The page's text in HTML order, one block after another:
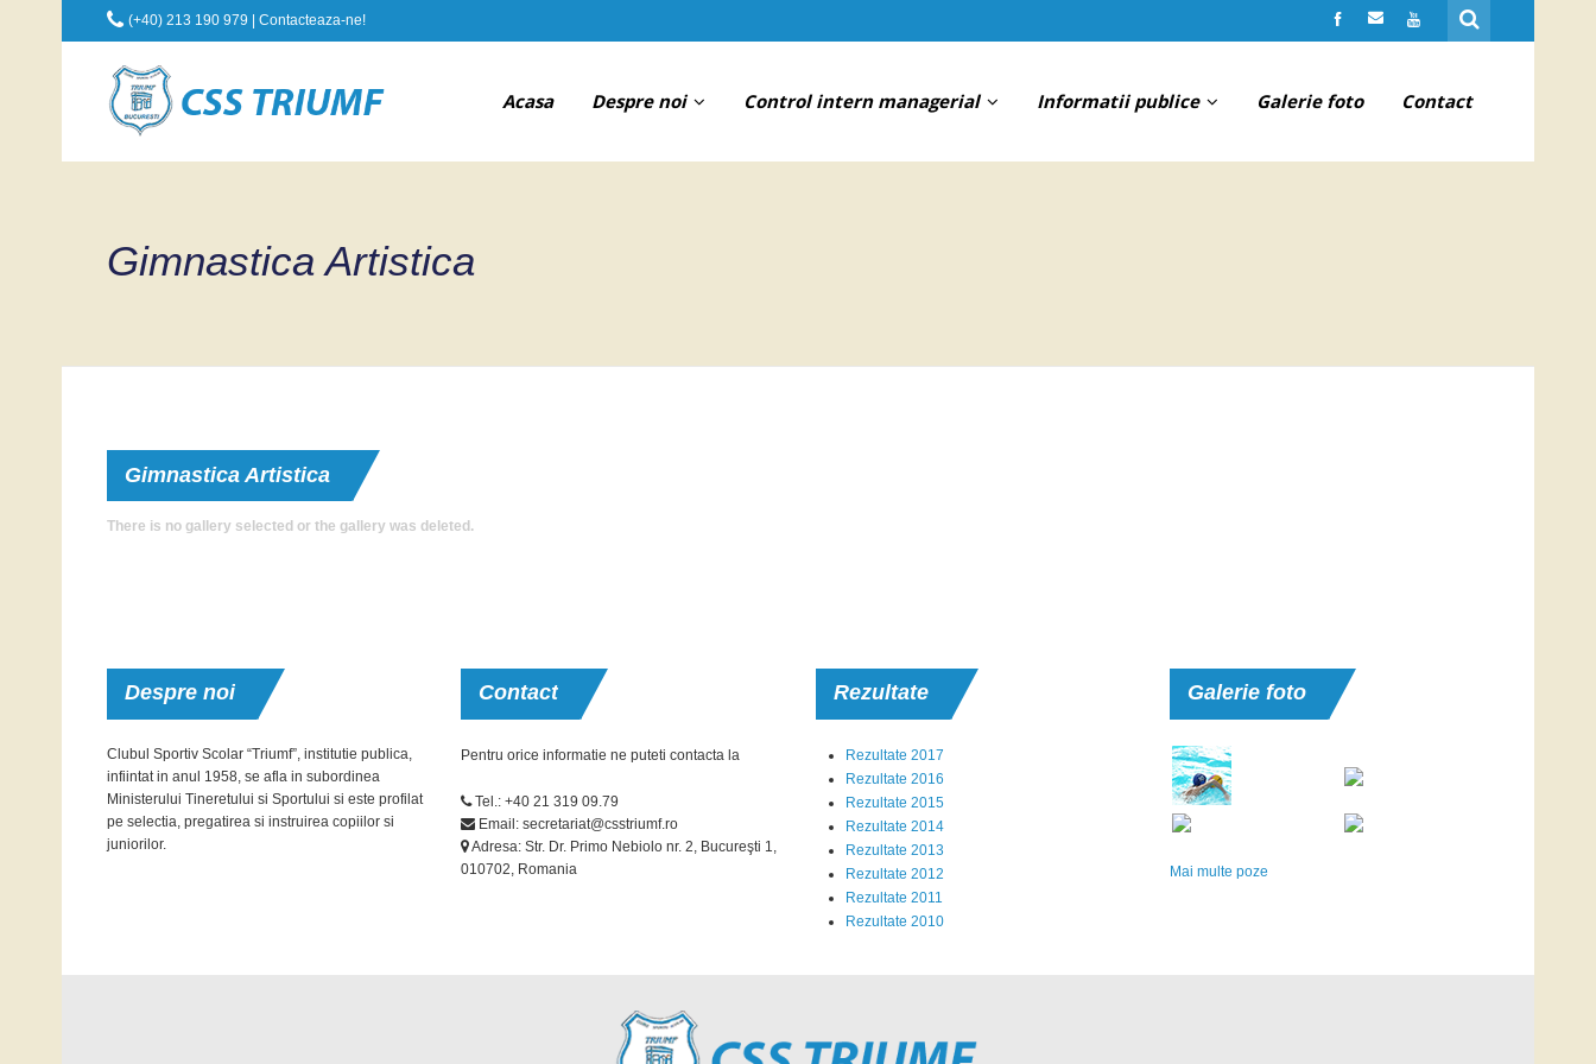
(+40) 213 190 979 | Contacteaza-ne!
Acasa Despre noi Control intern managerial Informatii publice Galerie foto Contact
Gimnastica Artistica
Gimnastica Artistica
There is no gallery selected or the gallery was deleted.
Despre noi
Clubul Sportiv Scolar “Triumf”, institutie publica,
infiintat in anul 1958, se afla in subordinea
Ministerului Tineretului si Sportului si este profilat
pe selectia, pregatirea si instruirea copiilor si
juniorilor.
Contact
Pentru orice informatie ne puteti contacta la
Tel.: +40 21 319 09.79
Email: secretariat@csstriumf.ro
Adresa: Str. Dr. Primo Nebiolo nr. 2, Bucureşti 1,
010702, Romania
Rezultate
Rezultate 2017
Rezultate 2016
Rezultate 2015
Rezultate 2014
Rezultate 2013
Rezultate 2012
Rezultate 2011
Rezultate 2010
Galerie foto
Mai multe poze